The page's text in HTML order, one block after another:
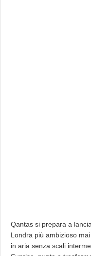
Qantas si prepara a
Londra più ambizioso
in aria senza scali